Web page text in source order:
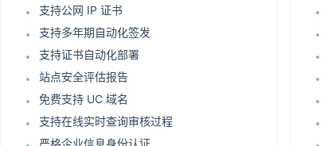
支持公网 IP 证书
支持多年期自动化签发
支持证书自动化部署
站点安全评估报告
免费支持 UC 域名
支持在线实时查询审核过程
严格企业信息身份认证